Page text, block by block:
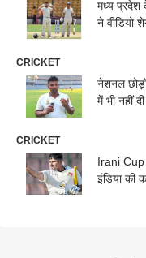
मध्य प्रदेश
ने वीडियो
CRICKET
नेशनल
में भी नहीं
CRICKET
Irani Cup
इंडिया की